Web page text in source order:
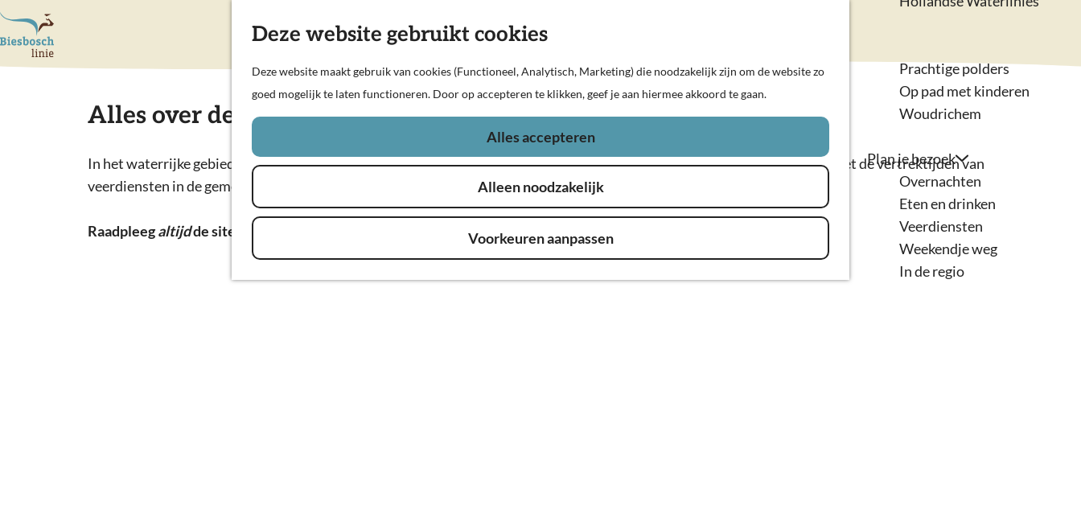
Deze website gebruikt cookies
Deze website maakt gebruik van cookies (Functioneel, Analytisch, Marketing) die noodzakelijk zijn om de website zo
goed mogelijk te laten functioneren. Door op accepteren te klikken, geef je aan hiermee akkoord te gaan.
Alles accepteren
Alleen noodzakelijk
Voorkeuren aanpassen
G
a
e
Prachtige polders
Op pad met kinderen
Woudrichem
Plan je bezoek
Overnachten
Eten en drinken
Veerdiensten
Weekendje weg
In de regio
Alles over de veerdiensten
In het waterrijke gebied rond Woudrichem en de Biesbosch varen meerdere veerponten. Hieronder vind je een overzicht met de vertrektijden van
veerdiensten in de gemeente Altena.
Raadpleegaltijdde site van de betreffende veerdienst, voor de meest actuele wijzigingen of verstoringen.